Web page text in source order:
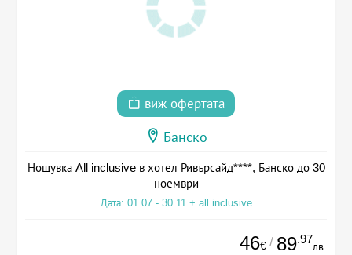
виж офертата
Банско
Нощувка All inclusive в хотел Ривърсайд****, Банско до 30
ноември
Дата: 01.07 - 30.11 + all inclusive
46€ / 89.97
лв.